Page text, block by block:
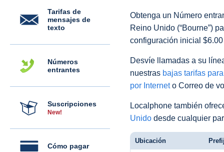
Tarifas de
mensajes de
texto
Números
entrantes
Suscripciones
New!
Cómo pagar
Obtenga un Número
Reino Unido (“Bourne”)
configuración inicial
Desvíe llamadas a su
nuestras bajas tarifas
por Interneto Correo de
Localphone también
Unido desde cualquier
Ubicación